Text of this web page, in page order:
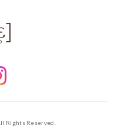
Rights Reserved.